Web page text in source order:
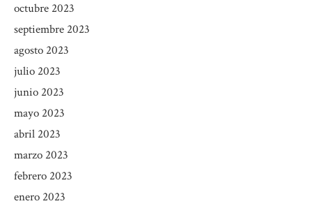
octubre 2023
septiembre 2023
agosto 2023
julio 2023
junio 2023
mayo 2023
abril 2023
marzo 2023
febrero 2023
enero 2023